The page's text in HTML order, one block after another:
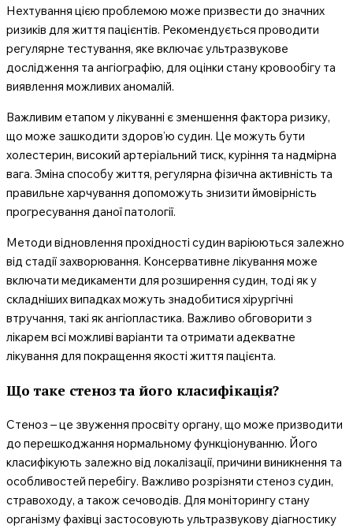
Нехтування цією проблемою може призвести до значних
ризиків для життя пацієнтів. Рекомендується проводити
регулярне тестування, яке включає ультразвукове
дослідження та ангіографію, для оцінки стану кровообігу та
виявлення можливих аномалій.
Важливим етапом у лікуванні є зменшення фактора ризику,
що може зашкодити здоров’ю судин. Це можуть бути
холестерин, високий артеріальний тиск, куріння та надмірна
вага. Зміна способу життя, регулярна фізична активність та
правильне харчування допоможуть знизити ймовірність
прогресування даної патології.
Методи відновлення прохідності судин варіюються залежно
від стадії захворювання. Консервативне лікування може
включати медикаменти для розширення судин, тоді як у
складніших випадках можуть знадобитися хірургічні
втручання, такі як ангіопластика. Важливо обговорити з
лікарем всі можливі варіанти та отримати адекватне
лікування для покращення якості життя пацієнта.
Що таке стеноз та його класифікація?
Стеноз – це звуження просвіту органу, що може призводити
до перешкоджання нормальному функціонуванню. Його
класифікують залежно від локалізації, причини виникнення та
особливостей перебігу. Важливо розрізняти стеноз судин,
стравоходу, а також сечоводів. Для моніторингу стану
організму фахівці застосовують ультразвукову діагностику